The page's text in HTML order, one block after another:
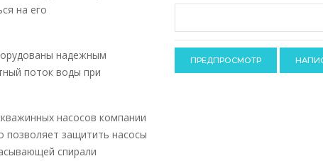
на его
надежным
поток воды при
насосов компании
позволяет защитить насосы
спирали
-
-